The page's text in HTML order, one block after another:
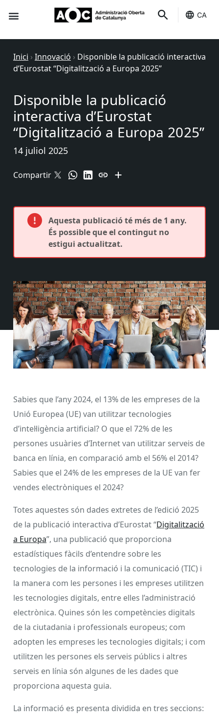
CA
Inici › Innovació › Disponible la publicació interactiva
d’Eurostat “Digitalització a Europa 2025”
Disponible la publicació
interactiva d’Eurostat
“Digitalització a Europa 2025”
14 juliol 2025
Compartir
Aquesta publicació té més de 1 any.
És possible que el contingut no
estigui actualitzat.
Sabies que l’any 2024, el 13% de les empreses de la
Unió Europea (UE) van utilitzar tecnologies
d’intel·ligència artificial? O que el 72% de les
persones usuàries d’Internet van utilitzar serveis de
banca en línia, en comparació amb el 56% el 2014?
Sabies que el 24% de les empreses de la UE van fer
vendes electròniques el 2024?
Totes aquestes són dades extretes de l’edició 2025
de la publicació interactiva d’Eurostat “Digitalització
a Europa”, una publicació que proporciona
estadístiques fàcils d’entendre sobre les
tecnologies de la informació i la comunicació (TIC) i
la manera com les persones i les empreses utilitzen
les tecnologies digitals, entre elles l’administració
electrònica. Quines són les competències digitals
de la ciutadania i professionals europeus; com
adopten les empreses les tecnologies digitals; i com
utilitzen les persones els serveis públics i altres
serveis en línia són algunes de les dades que
proporciona aquesta guia.
La informació es presenta dividida en tres seccions: